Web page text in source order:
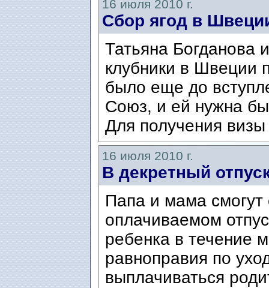
16 июля 2010 г.
Сбор ягод в
Татьяна Богданова
клубники в Швеции
было еще до
Союз, и ей нужна
Для получения
16 июля 2010 г.
В декретный
Папа и мама смогут
оплачиваемом
ребенка в течение
равноправия по
выплачиваться